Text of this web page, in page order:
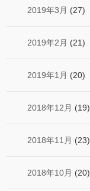
2019年3月 (27)
2019年2月 (21)
2019年1月 (20)
2018年12月 (19)
2018年11月 (23)
2018年10月 (20)